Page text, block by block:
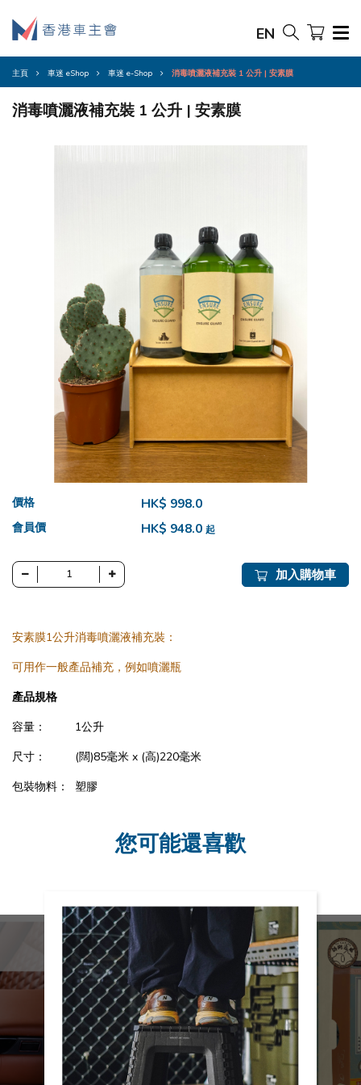
EN
主頁 車迷 eShop 車迷 e-Shop 消毒噴灑液補充裝 1 公升 | 安素膜
消毒噴灑液補充裝 1 公升 | 安素膜
價格 HK$ 998.0
會員價 HK$ 948.0 起
加入購物車
安素膜1公升消毒噴灑液補充裝：
可用作一般產品補充，例如噴灑瓶
產品規格
容量： 1公升
尺寸： (闊)85毫米 x (高)220毫米
包裝物料： 塑膠
您可能還喜歡